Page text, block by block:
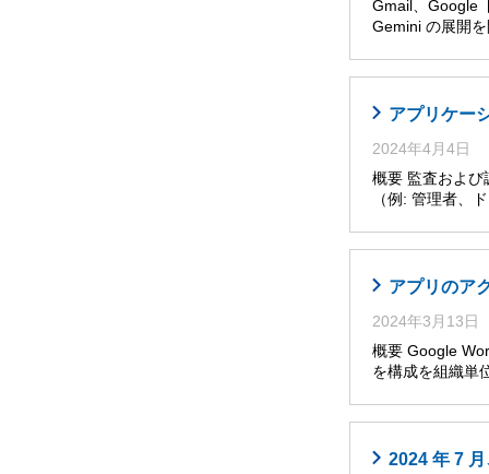
Gmail、Google
Gemini の展開
アプリケー
2024年4月4日
概要 監査および
（例: 管理者、
アプリのア
2024年3月13日
概要 Google
を構成を組織単
2024 年 7